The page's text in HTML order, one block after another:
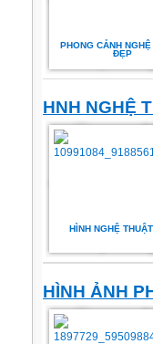
PHONG CẢNH NGHỆ
ĐẸP
HNH NGHỆ
HÌNH NGHỆ
HÌNH ẢNH